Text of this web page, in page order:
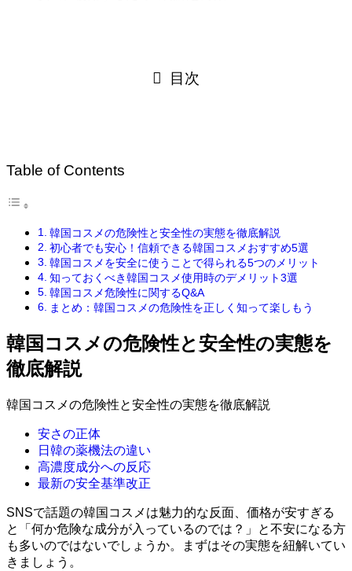
目次
Table of Contents
韓国コスメの危険性と安全性の実態を徹底解説
初心者でも安心！信頼できる韓国コスメおすすめ5選
韓国コスメを安全に使うことで得られる5つのメリット
知っておくべき韓国コスメ使用時のデメリット3選
韓国コスメ危険性に関するQ&A
まとめ：韓国コスメの危険性を正しく知って楽しもう
韓国コスメの危険性と安全性の実態を
徹底解説
韓国コスメの危険性と安全性の実態を徹底解説
安さの正体
日韓の薬機法の違い
高濃度成分への反応
最新の安全基準改正
SNSで話題の韓国コスメは魅力的な反面、価格が安すぎる
と「何か危険な成分が入っているのでは？」と不安になる方
も多いのではないでしょうか。まずはその実態を紐解いてい
きましょう。